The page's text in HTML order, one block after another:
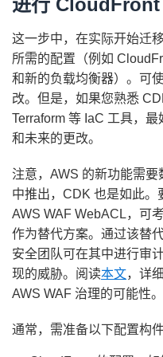
进行 CloudFront
这一步中，在实际开始迁
所需的配置（例如
和新的负载均衡器）。可
改。但是，如果您熟悉
Terraform 等 IaC 工具，
和未来的更改。
注意，AWS 的新功能需
中推出，CDK 也是如此。
AWS WAF WebACL，可
作为替代方案。通过该替
安全团队可在其中进行审
现的威胁。阅读本文，详
AWS WAF 治理的可能性。
通常，需准备以下配置构件